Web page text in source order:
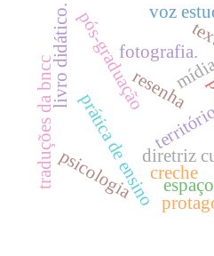
resenha
diretriz
prática de ensino
pós-graduação
livro didático. voz
creche
psicologia
traduções da bncc
fotografia.